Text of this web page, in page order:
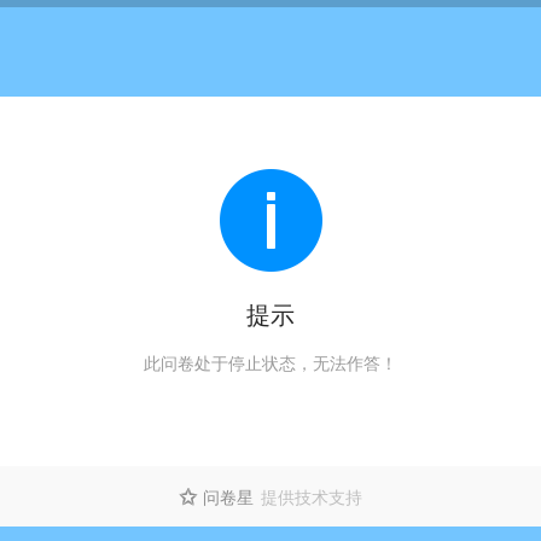
提示
此问卷处于停止状态，无法作答！
 问卷星 提供技术支持